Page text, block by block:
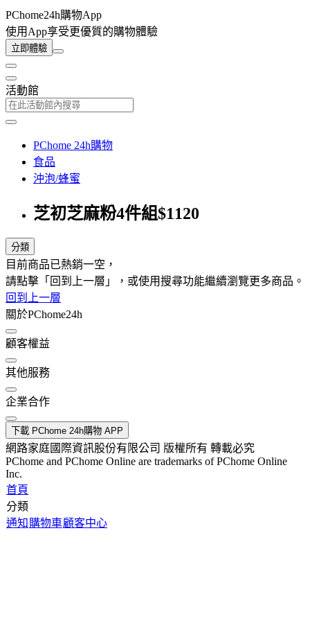
PChome24h購物App
使用App享受更優質的購物體驗
立即體驗
活動館
PChome 24h購物
食品
沖泡/蜂蜜
芝初芝麻粉4件組$1120
分類
目前商品已熱銷一空，
請點擊「回到上一層」，或使用搜尋功能繼續瀏覽更多商品。
回到上一層
關於PChome24h
顧客權益
其他服務
企業合作
下載 PChome 24h購物 APP
網路家庭國際資訊股份有限公司 版權所有 轉載必究
PChome and PChome Online are trademarks of PChome Online
Inc.
首頁
分類
通知 購物車顧客中心